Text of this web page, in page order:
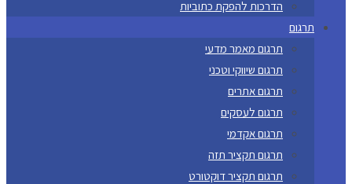
הדרכות להפקת כתוביות
תרגום
תרגום מאמר מדעי
תרגום שיווקי וטכני
תרגום אתרים
תרגום לעסקים
תרגום אקדמי
תרגום תקציר תזה
תרגום תקציר דוקטורט